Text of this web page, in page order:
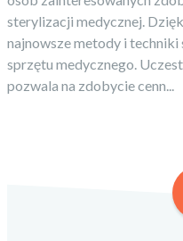
sterylizacji medycznej.
najnowsze metody i
sprzętu medycznego.
pozwala na zdobycie cenn...